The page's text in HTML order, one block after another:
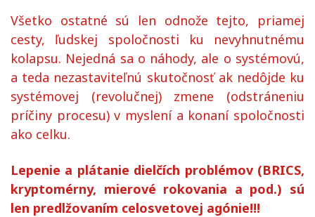
Všetko ostatné sú len odnože tejto, priamej
cesty, ľudskej spoločnosti ku nevyhnutnému
kolapsu. Nejedná sa o náhody, ale o systémovú,
a teda nezastaviteľnú skutočnosť ak nedôjde ku
systémovej (revolučnej) zmene (odstráneniu
príčiny procesu) v myslení a konaní spoločnosti
ako celku.
Lepenie a plátanie dielčích problémov (BRICS,
kryptomérny, mierové rokovania a pod.) sú
len predlžovaním celosvetovej agónie!!!